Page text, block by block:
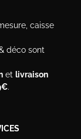
caisse
déco sont
et livraison
.